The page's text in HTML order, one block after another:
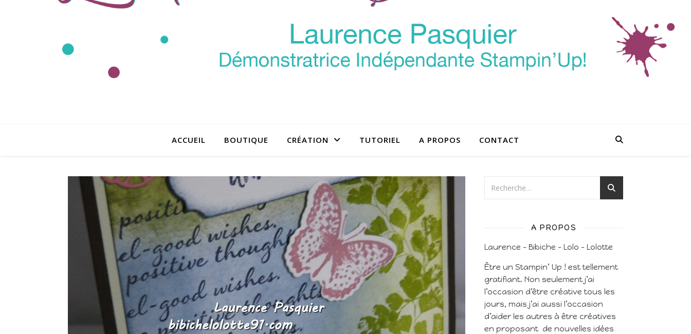
ACCUEIL BOUTIQUE CRÉATION TUTORIEL A PROPOS CONTACT
A PROPOS
Laurence – Bibiche – Lolo – Lolotte
Être un Stampin’ Up ! est tellement
gratifiant. Non seulement j’ai
l’occasion d’être créative tous les
jours, mais j’ai aussi l’occasion
d’aider les autres à être créatives
en proposant de nouvelles idées